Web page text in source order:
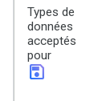
Types de
données
acceptés
pour
save